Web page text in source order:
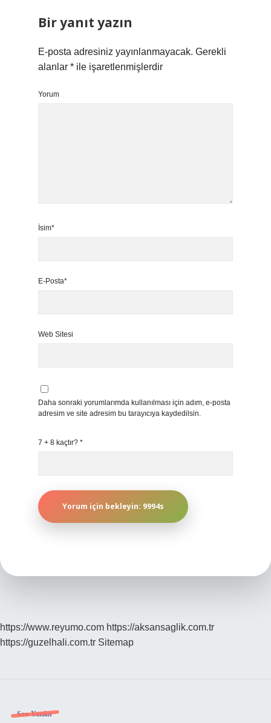
Bir yanıt yazın
E-posta adresiniz yayınlanmayacak. Gerekli
alanlar * ile işaretlenmişlerdir
Yorum
İsim*
E-Posta*
Web Sitesi
Daha sonraki yorumlarımda kullanılması için adım, e-posta
adresim ve site adresim bu tarayıcıya kaydedilsin.
7 + 8 kaçtır? *
https://www.reyumo.com https://aksansaglik.com.tr
https://guzelhali.com.tr Sitemap
Son Yazılar